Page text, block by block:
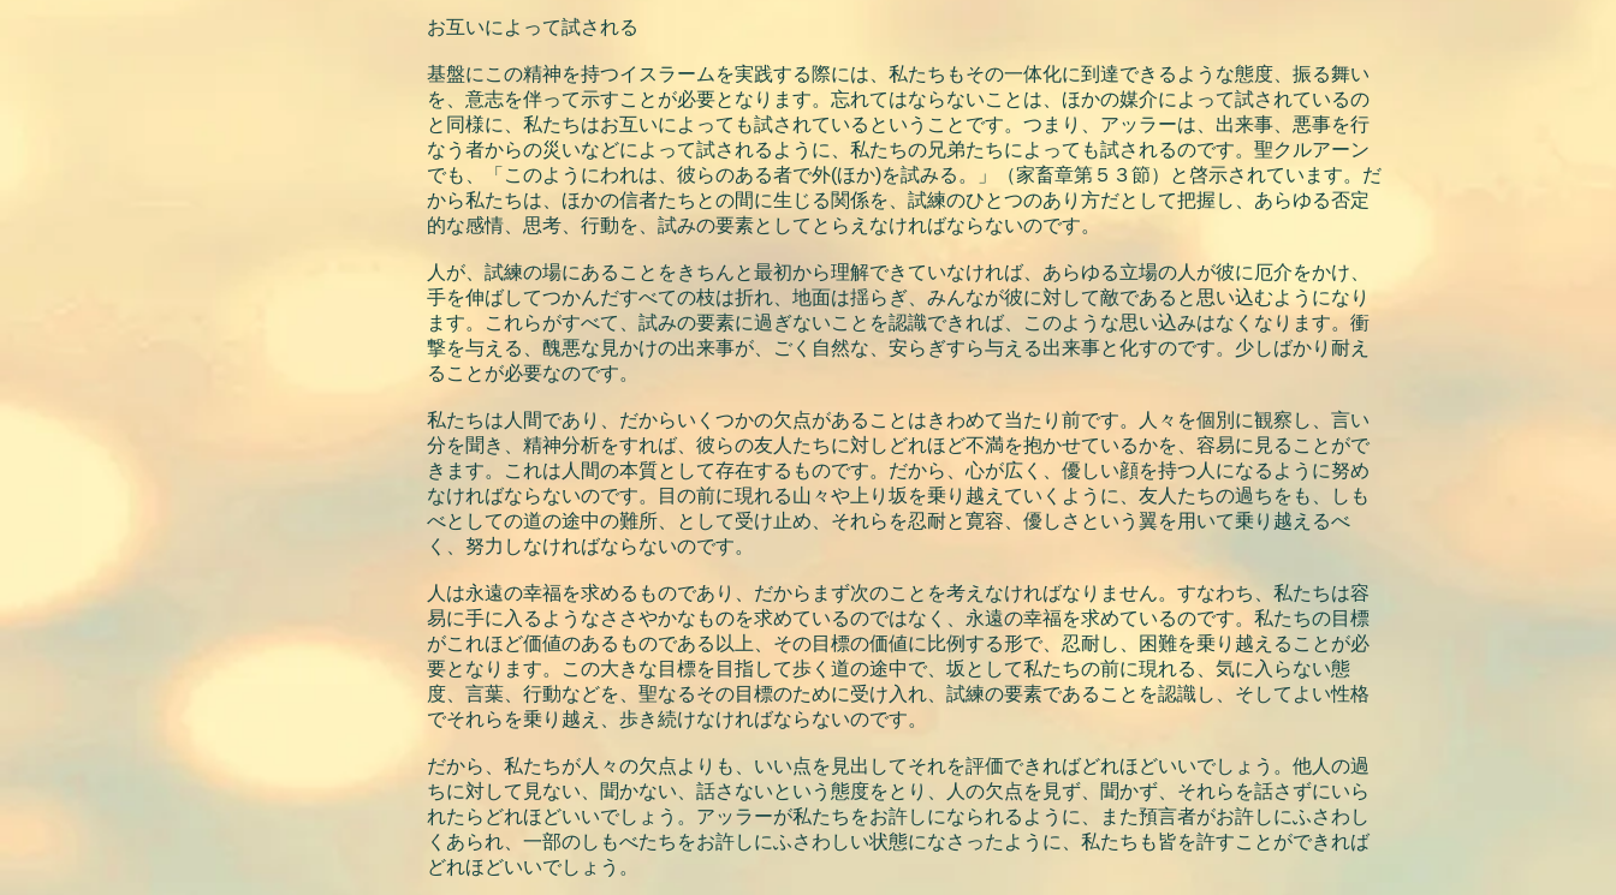
お互いによって試される
基盤にこの精神を持つイスラームを実践する際には、私たちもその一体化に到達できるような態度、振る舞い
を、意志を伴って示すことが必要となります。忘れてはならないことは、ほかの媒介によって試されているの
と同様に、私たちはお互いによっても試されているということです。つまり、アッラーは、出来事、悪事を行
なう者からの災いなどによって試されるように、私たちの兄弟たちによっても試されるのです。聖クルアーン
でも、「このようにわれは、彼らのある者で外(ほか)を試みる。」（家畜章第５３節）と啓示されています。だ
から私たちは、ほかの信者たちとの間に生じる関係を、試練のひとつのあり方だとして把握し、あらゆる否定
的な感情、思考、行動を、試みの要素としてとらえなければならないのです。
人が、試練の場にあることをきちんと最初から理解できていなければ、あらゆる立場の人が彼に厄介をかけ、
手を伸ばしてつかんだすべての枝は折れ、地面は揺らぎ、みんなが彼に対して敵であると思い込むようになり
ます。これらがすべて、試みの要素に過ぎないことを認識できれば、このような思い込みはなくなります。衝
撃を与える、醜悪な見かけの出来事が、ごく自然な、安らぎすら与える出来事と化すのです。少しばかり耐え
ることが必要なのです。
私たちは人間であり、だからいくつかの欠点があることはきわめて当たり前です。人々を個別に観察し、言い
分を聞き、精神分析をすれば、彼らの友人たちに対しどれほど不満を抱かせているかを、容易に見ることがで
きます。これは人間の本質として存在するものです。だから、心が広く、優しい顔を持つ人になるように努め
なければならないのです。目の前に現れる山々や上り坂を乗り越えていくように、友人たちの過ちをも、しも
べとしての道の途中の難所、として受け止め、それらを忍耐と寛容、優しさという翼を用いて乗り越えるべ
く、努力しなければならないのです。
人は永遠の幸福を求めるものであり、だからまず次のことを考えなければなりません。すなわち、私たちは容
易に手に入るようなささやかなものを求めているのではなく、永遠の幸福を求めているのです。私たちの目標
がこれほど価値のあるものである以上、その目標の価値に比例する形で、忍耐し、困難を乗り越えることが必
要となります。この大きな目標を目指して歩く道の途中で、坂として私たちの前に現れる、気に入らない態
度、言葉、行動などを、聖なるその目標のために受け入れ、試練の要素であることを認識し、そしてよい性格
でそれらを乗り越え、歩き続けなければならないのです。
だから、私たちが人々の欠点よりも、いい点を見出してそれを評価できればどれほどいいでしょう。他人の過
ちに対して見ない、聞かない、話さないという態度をとり、人の欠点を見ず、聞かず、それらを話さずにいら
れたらどれほどいいでしょう。アッラーが私たちをお許しになられるように、また預言者がお許しにふさわし
くあられ、一部のしもべたちをお許しにふさわしい状態になさったように、私たちも皆を許すことができれば
どれほどいいでしょう。